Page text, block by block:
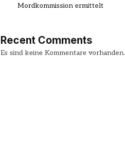
Mordkommission ermittelt
Recent Comments
Es sind keine Kommentare vorhanden.